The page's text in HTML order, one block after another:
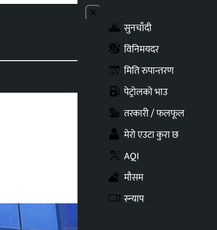
Close menu
सुनचाँदी
विनिमयदर
मिति रुपान्तरण
पेट्रोलको भाउ
तरकारी / फलफूल
मेरो एउटा कुरा छ
AQI
मौसम
स्न्याप